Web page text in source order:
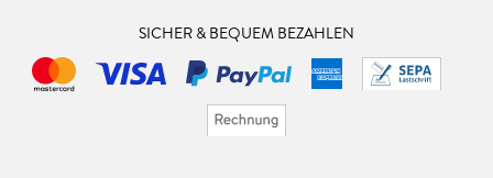
SICHER & BEQUEM BEZAHLEN